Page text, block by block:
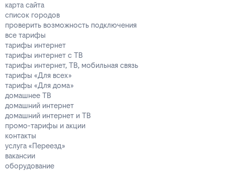
карта сайта
список городов
проверить возможность подключения
все тарифы
тарифы интернет
тарифы интернет с ТВ
тарифы интернет, ТВ, мобильная связь
тарифы «Для всех»
тарифы «Для дома»
домашнее ТВ
домашний интернет
домашний интернет и ТВ
промо-тарифы и акции
контакты
услуга «Переезд»
вакансии
оборудование